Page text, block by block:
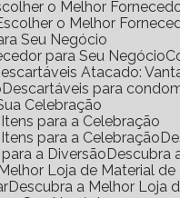
o Melhor
o Melhor
Seu Negócio
para Seu Negócio
Atacado:
Descartáveis para
Celebração
para a Celebração
para a Celebração
a Diversão
Melhor Loja de Material
Descubra a Melhor